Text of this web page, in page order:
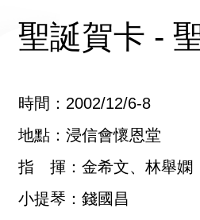
聖誕賀卡 -
時間：2002/12/6-8
地點：浸信會懷恩堂
指 揮：金希文、林舉嫻
小提琴：錢國昌